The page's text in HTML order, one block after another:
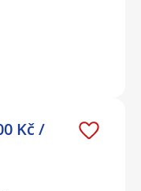
Kč /